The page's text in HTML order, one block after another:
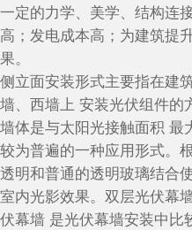
一定的力学、美学、结构连
高；发电成本高；为建筑提
果。
侧立面安装形式主要指在建
墙、西墙上 安装光伏组件的
墙体是与太阳光接触面积 最
较为普遍的一种应用形式。
透明和普通的透明玻璃结合
室内光影效果。双层光伏幕
伏幕墙 是光伏幕墙安装中比